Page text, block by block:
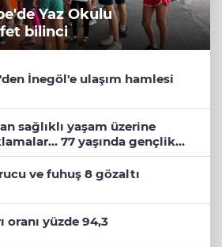
Yaz Okulu
bilinci
İnegöl'e ulaşım hamlesi
sağlıklı yaşam üzerine
77 yaşında gençlik
ve fuhuş 8 gözaltı
oranı yüzde 94,3